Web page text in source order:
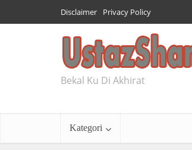
Disclaimer Privacy Policy
Bekal Ku Di Akhirat
Kategori